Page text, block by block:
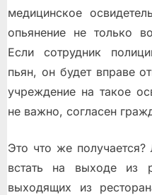
медицинское
опьянение не только
Если сотрудник
пьян, он будет вправе
учреждение на такое
не важно, согласен
Это что же
встать на выходе из
выходящих из